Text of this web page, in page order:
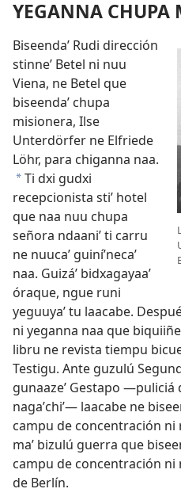
YEGANNA
Biseendaʼ Rudi dirección
stinneʼ Betel ni nuu
Viena, ne Betel que
biseendaʼ chupa
misionera, Ilse
Unterdörfer ne Elfriede
Löhr, para chiganna naa.
*Ti dxi gudxi
recepcionista stiʼ hotel
que naa nuu chupa
señora ndaaniʼ ti carru
ne nuucaʼ guiníʼnecaʼ
naa. Guizáʼ bidxagayaaʼ
óraque, ngue runi
yeguuyaʼ tu laacabe.
ni yeganna naa que
libru ne revista tiempu
Testigu. Ante guzulú
gunaazeʼ Gestapo —puliciá
nagaʼchiʼ— laacabe ne
campu de concentración ni
maʼ bizulú guerra que
campu de concentración ni
de Berlín.